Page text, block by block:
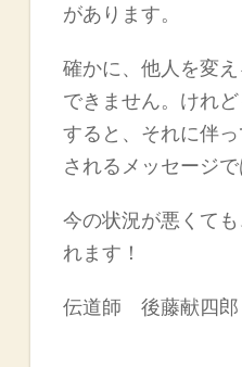
があります。
確かに、 他人を変
でき ません。 けれど
すると、それに伴
される メッセージ
今の状況が悪くて
れます ！
伝道師 後藤献四郎